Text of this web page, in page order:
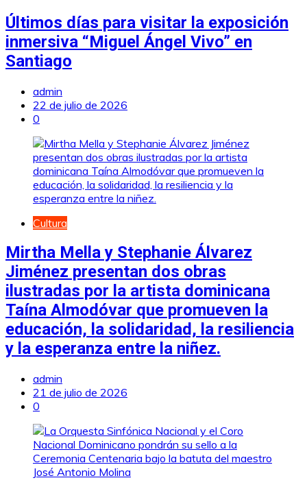
Últimos días para visitar la exposición
inmersiva “Miguel Ángel Vivo” en
Santiago
admin
22 de julio de 2026
0
Cultura
Mirtha Mella y Stephanie Álvarez
Jiménez presentan dos obras
ilustradas por la artista dominicana
Taína Almodóvar que promueven la
educación, la solidaridad, la resiliencia
y la esperanza entre la niñez.
admin
21 de julio de 2026
0